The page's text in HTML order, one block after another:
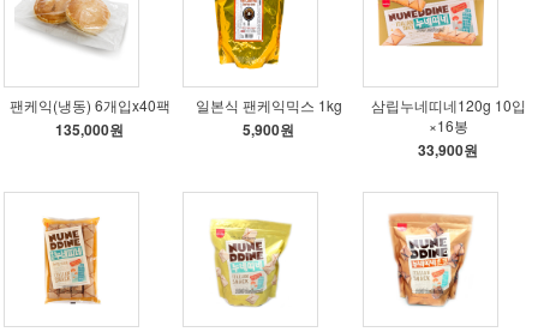
팬케익(냉동) 6개입x40팩
135,000원
일본식 팬케익믹스 1kg
5,900원
삼립누네띠네120g 10입
×16봉
33,900원